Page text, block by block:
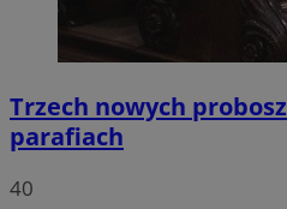
Trzech nowych
parafiach
40